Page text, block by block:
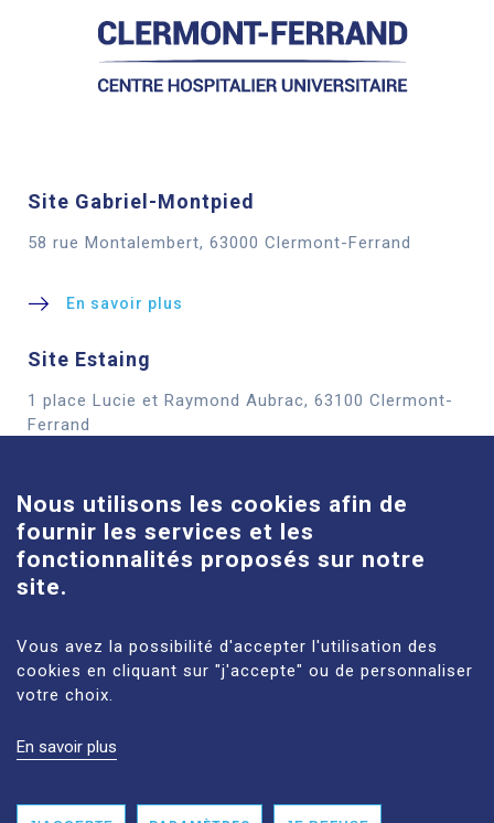
Site Gabriel-Montpied
58 rue Montalembert, 63000 Clermont-Ferrand
En savoir plus
Site Estaing
1 place Lucie et Raymond Aubrac, 63100 Clermont-
Ferrand
Site Louise-Michel
61 route de Châteaugay, 63118 Cébazat
En savoir plus
MENTIONS LÉGALES
Nous utilisons les cookies afin de
fournir les services et les
fonctionnalités proposés sur notre
site.
Vous avez la possibilité d'accepter l'utilisation des
cookies en cliquant sur "j'accepte" ou de personnaliser
votre choix.
En savoir plus